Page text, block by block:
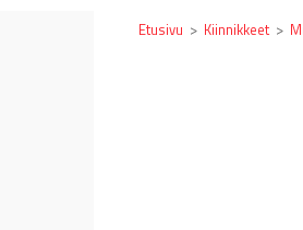
Etusivu > Kiinnikkeet >